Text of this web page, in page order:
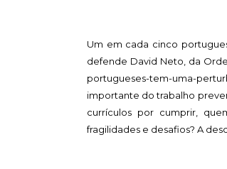
Um em cada cinco
defende David Neto, da
portugueses-tem-uma-
importante do trabalho
currículos por cumprir,
fragilidades e desafios? A